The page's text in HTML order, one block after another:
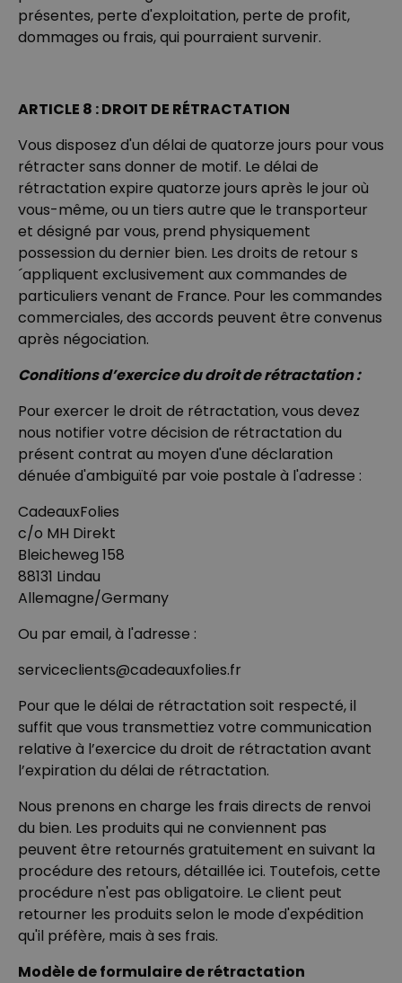
présentes, perte d'exploitation, perte de profit,
dommages ou frais, qui pourraient survenir.
ARTICLE 8 : DROIT DE RÉTRACTATION
Vous disposez d'un délai de quatorze jours pour vous
rétracter sans donner de motif. Le délai de
rétractation expire quatorze jours après le jour où
vous-même, ou un tiers autre que le transporteur
et désigné par vous, prend physiquement
possession du dernier bien. Les droits de retour s
´appliquent exclusivement aux commandes de
particuliers venant de France. Pour les commandes
commerciales, des accords peuvent être convenus
après négociation.
Conditions d’exercice du droit de rétractation :
Pour exercer le droit de rétractation, vous devez
nous notifier votre décision de rétractation du
présent contrat au moyen d'une déclaration
dénuée d'ambiguïté par voie postale à l'adresse :
CadeauxFolies
c/o MH Direkt
Bleicheweg 158
88131 Lindau
Allemagne/Germany
Ou par email, à l'adresse :
serviceclients@cadeauxfolies.fr
Pour que le délai de rétractation soit respecté, il
suffit que vous transmettiez votre communication
relative à l’exercice du droit de rétractation avant
l’expiration du délai de rétractation.
Nous prenons en charge les frais directs de renvoi
du bien. Les produits qui ne conviennent pas
peuvent être retournés gratuitement en suivant la
procédure des retours, détaillée ici. Toutefois, cette
procédure n'est pas obligatoire. Le client peut
retourner les produits selon le mode d'expédition
qu'il préfère, mais à ses frais.
Modèle de formulaire de rétractation